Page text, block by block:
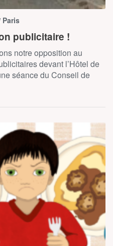
Paris
publicitaire !
notre opposition au
devant l’Hôtel de
séance du Conseil de